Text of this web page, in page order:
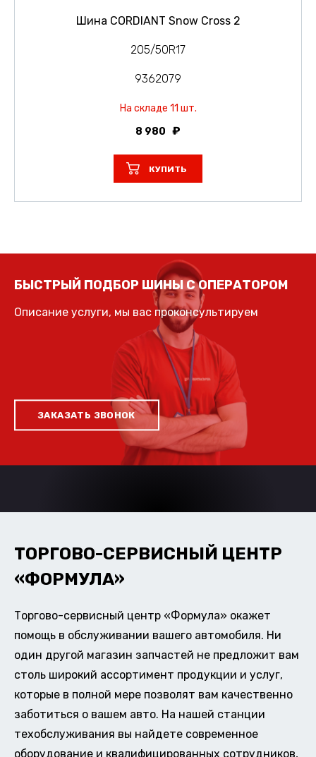
Шина CORDIANT Snow Cross 2
205/50R17
9362079
На складе 11 шт.
8 980
КУПИТЬ
БЫСТРЫЙ ПОДБОР ШИНЫ С ОПЕРАТОРОМ
Описание услуги, мы вас проконсультируем
ЗАКАЗАТЬ ЗВОНОК
ТОРГОВО-СЕРВИСНЫЙ ЦЕНТР
«ФОРМУЛА»
Торгово-сервисный центр «Формула» окажет
помощь в обслуживании вашего автомобиля. Ни
один другой магазин запчастей не предложит вам
столь широкий ассортимент продукции и услуг,
которые в полной мере позволят вам качественно
заботиться о вашем авто. На нашей станции
техобслуживания вы найдете современное
оборудование и квалифицированных сотрудников,